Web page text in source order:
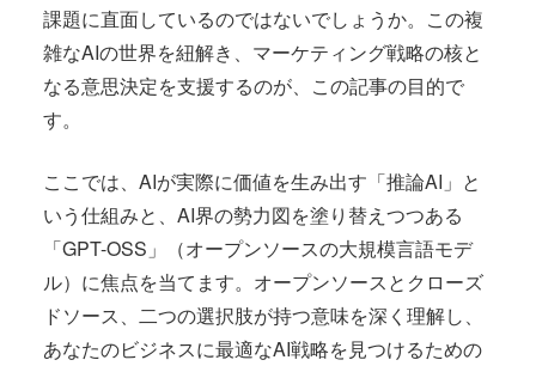
課題に直面しているのではないでしょうか。この複
雑なAIの世界を紐解き、マーケティング戦略の核と
なる意思決定を支援するのが、この記事の目的で
す。
ここでは、AIが実際に価値を生み出す「推論AI」と
いう仕組みと、AI界の勢力図を塗り替えつつある
「GPT-OSS」（オープンソースの大規模言語モデ
ル）に焦点を当てます。オープンソースとクローズ
ドソース、二つの選択肢が持つ意味を深く理解し、
あなたのビジネスに最適なAI戦略を見つけるための